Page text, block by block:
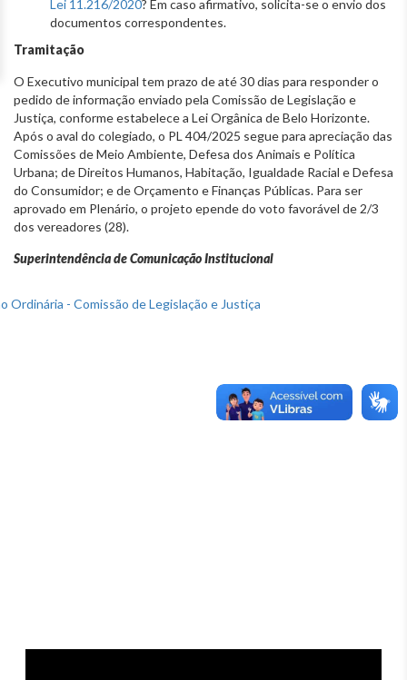
Lei 11.216/2020? Em caso afirmativo, solicita-se o envio dos
documentos correspondentes.
Tramitação
O Executivo municipal tem prazo de até 30 dias para responder o
pedido de informação enviado pela Comissão de Legislação e
Justiça, conforme estabelece a Lei Orgânica de Belo Horizonte.
Após o aval do colegiado, o PL 404/2025 segue para apreciação das
Comissões de Meio Ambiente, Defesa dos Animais e Política
Urbana; de Direitos Humanos, Habitação, Igualdade Racial e Defesa
do Consumidor; e de Orçamento e Finanças Públicas. Para ser
aprovado em Plenário, o projeto epende do voto favorável de 2/3
dos vereadores (28).
Superintendência de Comunicação Institucional